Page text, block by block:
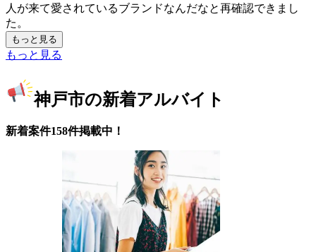
人が来て愛されているブランドなんだなと再確認できまし
た。
もっと見る
もっと見る
神戸市の新着アルバイト
新着案件158件掲載中！